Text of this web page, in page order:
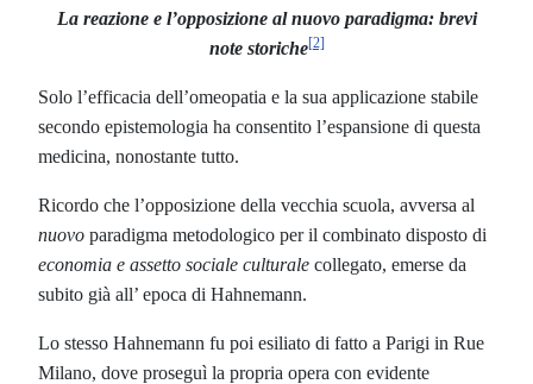
La reazione e l’opposizione al nuovo paradigma: brevi
note storiche[2]
Solo l’efficacia dell’omeopatia e la sua applicazione stabile
secondo epistemologia ha consentito l’espansione di questa
medicina, nonostante tutto.
Ricordo che l’opposizione della vecchia scuola, avversa al
nuovo paradigma metodologico per il combinato disposto di
economia e assetto sociale culturale collegato, emerse da
subito già all’ epoca di Hahnemann.
Lo stesso Hahnemann fu poi esiliato di fatto a Parigi in Rue
Milano, dove proseguì la propria opera con evidente